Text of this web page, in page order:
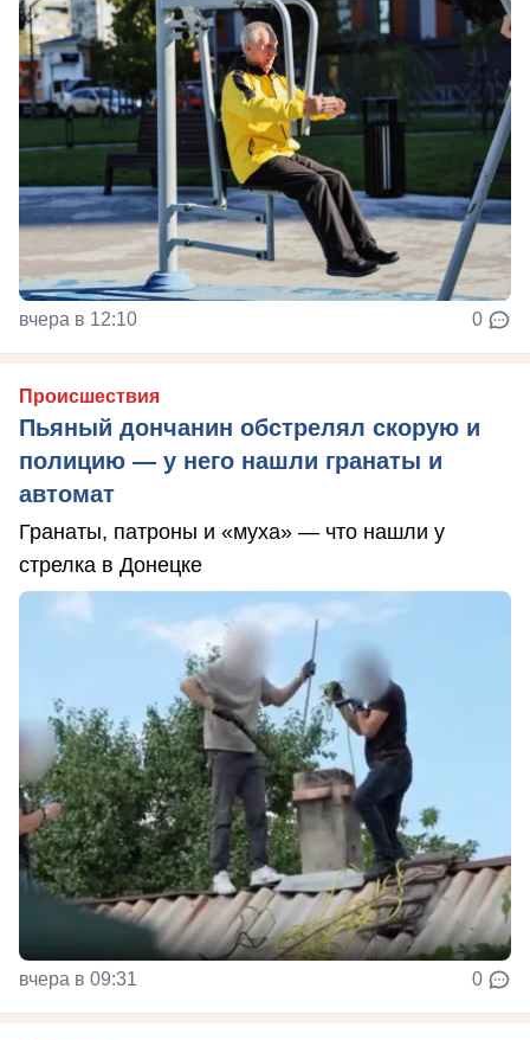
вчера в 12:10 0
Происшествия
Пьяный дончанин обстрелял скорую и
полицию — у него нашли гранаты и
автомат
Гранаты, патроны и «муха» — что нашли у
стрелка в Донецке
вчера в 09:31 0